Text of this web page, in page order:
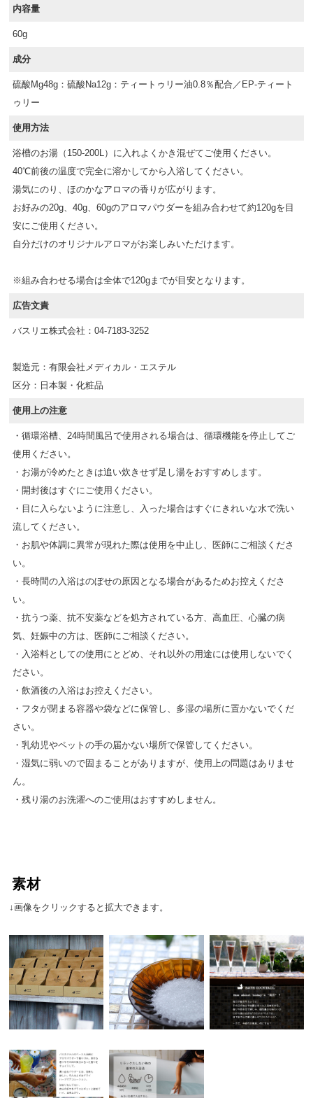
内容量
60g
成分
硫酸Mg48g：硫酸Na12g：ティートゥリー油0.8％配合／EP-ティート
ゥリー
使用方法
浴槽のお湯（150-200L）に入れよくかき混ぜてご使用ください。
40℃前後の温度で完全に溶かしてから入浴してください。
湯気にのり、ほのかなアロマの香りが広がります。
お好みの20g、40g、60gのアロマパウダーを組み合わせて約120gを目
安にご使用ください。
自分だけのオリジナルアロマがお楽しみいただけます。
※組み合わせる場合は全体で120gまでが目安となります。
広告文責
バスリエ株式会社：04-7183-3252
製造元：有限会社メディカル・エステル
区分：日本製・化粧品
使用上の注意
・循環浴槽、24時間風呂で使用される場合は、循環機能を停止してご
使用ください。
・お湯が冷めたときは追い炊きせず足し湯をおすすめします。
・開封後はすぐにご使用ください。
・目に入らないように注意し、入った場合はすぐにきれいな水で洗い
流してください。
・お肌や体調に異常が現れた際は使用を中止し、医師にご相談くださ
い。
・長時間の入浴はのぼせの原因となる場合があるためお控えくださ
い。
・抗うつ薬、抗不安薬などを処方されている方、高血圧、心臓の病
気、妊娠中の方は、医師にご相談ください。
・入浴料としての使用にとどめ、それ以外の用途には使用しないでく
ださい。
・飲酒後の入浴はお控えください。
・フタが閉まる容器や袋などに保管し、多湿の場所に置かないでくだ
さい。
・乳幼児やペットの手の届かない場所で保管してください。
・湿気に弱いので固まることがありますが、使用上の問題はありませ
ん。
・残り湯のお洗濯へのご使用はおすすめしません。
素材
↓画像をクリックすると拡大できます。